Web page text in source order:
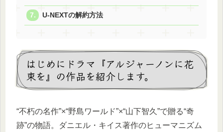
U-NEXTの解約方法
はじめにドラマ『アルジャーノンに花
束を』の作品を紹介します。
“不朽の名作”×“野島ワールド”×“山下智久”で贈る“奇
跡”の物語。ダニエル・キイス著作のヒューマニズム